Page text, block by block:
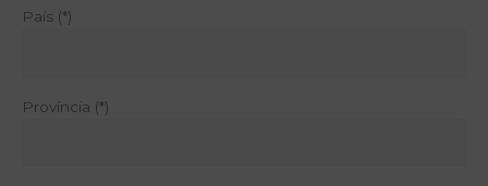
País (*)
Província (*)